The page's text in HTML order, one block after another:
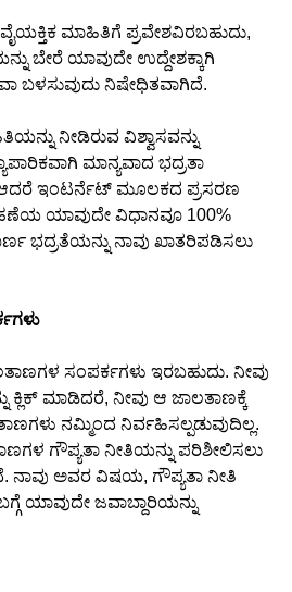
ಮಾಹಿತಿಗೆ ಪ್ರವೇಶವಿರಬಹುದು,
ಬೇರೆ ಯಾವುದೇ ಉದ್ದೇಶಕ್ಕಾಗಿ
ಬಳಸುವುದು ನಿಷೇಧಿತವಾಗಿದೆ.
ನೀಡಿರುವ ವಿಶ್ವಾಸವನ್ನು
ಮಾನ್ಯವಾದ ಭದ್ರತಾ
ಆದರೆ ಇಂಟರ್ನೆಟ್ ಮೂಲಕದ ಪ್ರಸರಣ
ಯಾವುದೇ ವಿಧಾನವೂ 100%
ಭದ್ರತೆಯನ್ನು ನಾವು ಖಾತರಿಪಡಿಸಲು
ಸಂಪರ್ಕಗಳು ಇರಬಹುದು. ನೀವು
ಕ್ಲಿಕ್ ಮಾಡಿದರೆ, ನೀವು ಆ ಜಾಲತಾಣಕ್ಕೆ
ನಮ್ಮಿಂದ ನಿರ್ವಹಿಸಲ್ಪಡುವುದಿಲ್ಲ.
ಗೌಪ್ಯತಾ ನೀತಿಯನ್ನು ಪರಿಶೀಲಿಸಲು
ನಾವು ಅವರ ವಿಷಯ, ಗೌಪ್ಯತಾ ನೀತಿ
ಯಾವುದೇ ಜವಾಬ್ದಾರಿಯನ್ನು